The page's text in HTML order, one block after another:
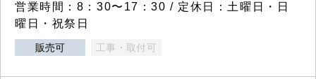
営業時間：8：30〜17：30 / 定休日：土曜日・日
曜日・祝祭日
販売可 工事・取付可